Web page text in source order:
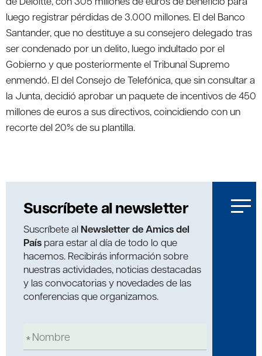
luego registrar pérdidas de 3.000 millones. El del Banco
Santander, que no destituye a su consejero delegado tras
ser condenado por un delito, luego indultado por el
Gobierno y que posteriormente el Tribunal Supremo
enmendó. El del Consejo de Telefónica, que sin consultar a
la Junta, decidió aprobar un paquete de incentivos de 450
millones de euros a sus directivos, coincidiendo con un
recorte del 20% de su plantilla.
Suscríbete al newsletter
Suscríbete al Newsletter de Amics del
País para estar al día de todo lo que
hacemos. Recibirás información sobre
nuestras actividades, noticias destacadas
y las convocatorias y novedades de las
conferencias que organizamos.